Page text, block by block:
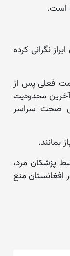
است.
نگرانی کرده
فعلی پس از
محدودیت
صحت سراسر
بمانند.
پزشکان مرد،
افغانستان منع